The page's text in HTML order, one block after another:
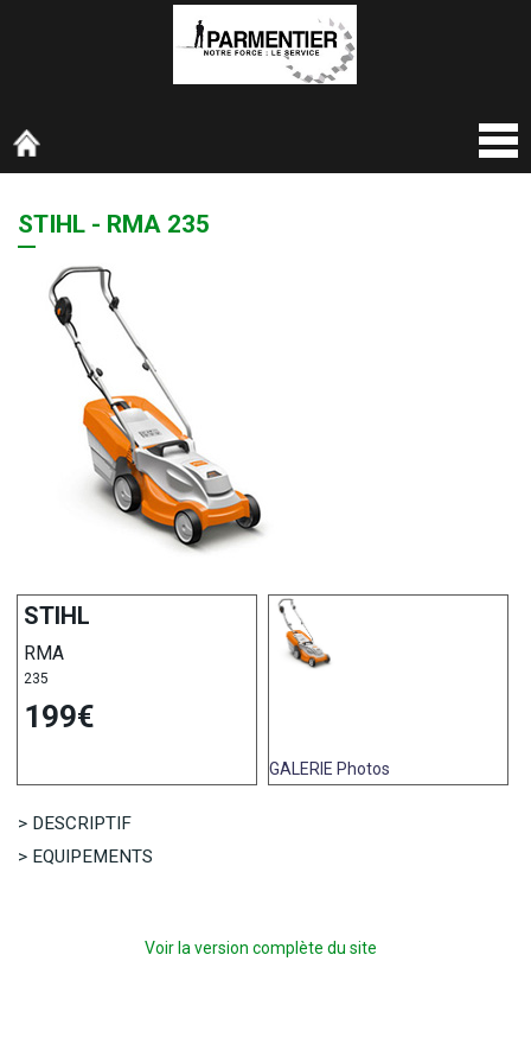
STIHL - RMA 235
STIHL
RMA
235
199€
GALERIE Photos
> DESCRIPTIF
> EQUIPEMENTS
Voir la version complète du site